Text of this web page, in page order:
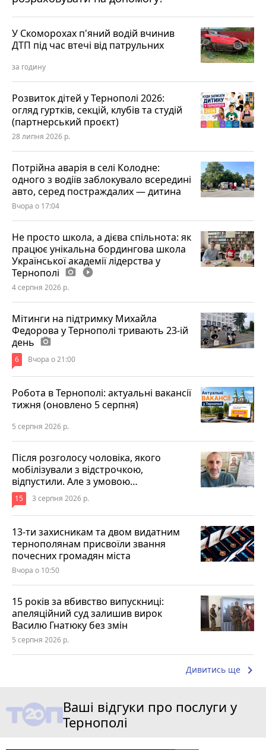
У Скоморохах п'яний водій вчинив
ДТП під час втечі від патрульних
за годину
Розвиток дітей у Тернополі 2026:
огляд гуртків, секцій, клубів та студій
(партнерський проєкт)
28 липня 2026 р.
Потрійна аварія в селі Колодне:
одного з водіїв заблокувало всередині
авто, серед постраждалих — дитина
Вчора о 17:04
Не просто школа, а дієва спільнота: як
працює унікальна бордингова школа
Української академії лідерства у
Тернополі photo_camera play_circle_filled
4 серпня 2026 р.
Мітинги на підтримку Михайла
Федорова у Тернополі тривають 23-ій
день photo_camera
6 Вчора о 21:00
Робота в Тернополі: актуальні вакансії
тижня (оновлено 5 серпня)
5 серпня 2026 р.
Після розголосу чоловіка, якого
мобілізували з відстрочкою,
відпустили. Але з умовою…
15 3 серпня 2026 р.
13-ти захисникам та двом видатним
тернополянам присвоїли звання
почесних громадян міста
Вчора о 10:50
15 років за вбивство випускниці:
апеляційний суд залишив вирок
Василю Гнатюку без змін
5 серпня 2026 р.
Дивитись ще keyboard_arrow_right
Ваші відгуки про послуги у
Тернополі